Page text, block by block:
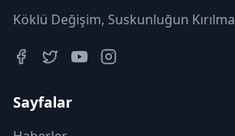
Köklü Değişim, Suskunluğun
Sayfalar